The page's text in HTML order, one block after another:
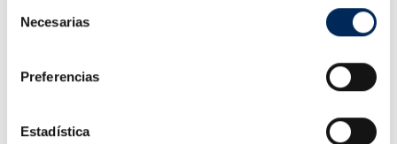
Necesarias
Preferencias
Estadística
Poids
recommandée
entretien, SUV, fourgons et
véhicules utilitaires légers
Conditions d'installation